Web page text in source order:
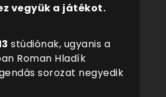
vegyük a játékot.
stúdiónak, ugyanis a
Roman Hladík
sorozat negyedik